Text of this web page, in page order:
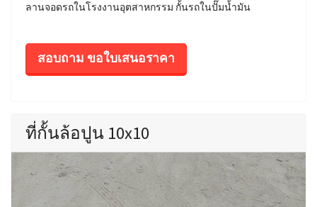
ลานจอดรถในโรงงานอุตสาหกรรม กั้นรถในปั๊มน้ำมัน
สอบถาม ขอใบเสนอราคา
ที่กั้นล้อปูน 10x10